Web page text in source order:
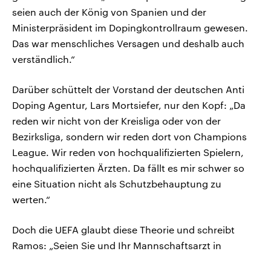
seien auch der König von Spanien und der
Ministerpräsident im Dopingkontrollraum gewesen.
Das war menschliches Versagen und deshalb auch
verständlich.“
Darüber schüttelt der Vorstand der deutschen Anti
Doping Agentur, Lars Mortsiefer, nur den Kopf: „Da
reden wir nicht von der Kreisliga oder von der
Bezirksliga, sondern wir reden dort von Champions
League. Wir reden von hochqualifizierten Spielern,
hochqualifizierten Ärzten. Da fällt es mir schwer so
eine Situation nicht als Schutzbehauptung zu
werten.“
Doch die UEFA glaubt diese Theorie und schreibt
Ramos: „Seien Sie und Ihr Mannschaftsarzt in